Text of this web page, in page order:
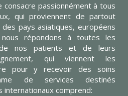
consacre passionnément à tous
qui proviennent de partout
pays asiatiques, européens
répondons à toutes les
de nos patients et de leurs
qui viennent les
pour y recevoir des soins
de services destinés
internationaux comprend: